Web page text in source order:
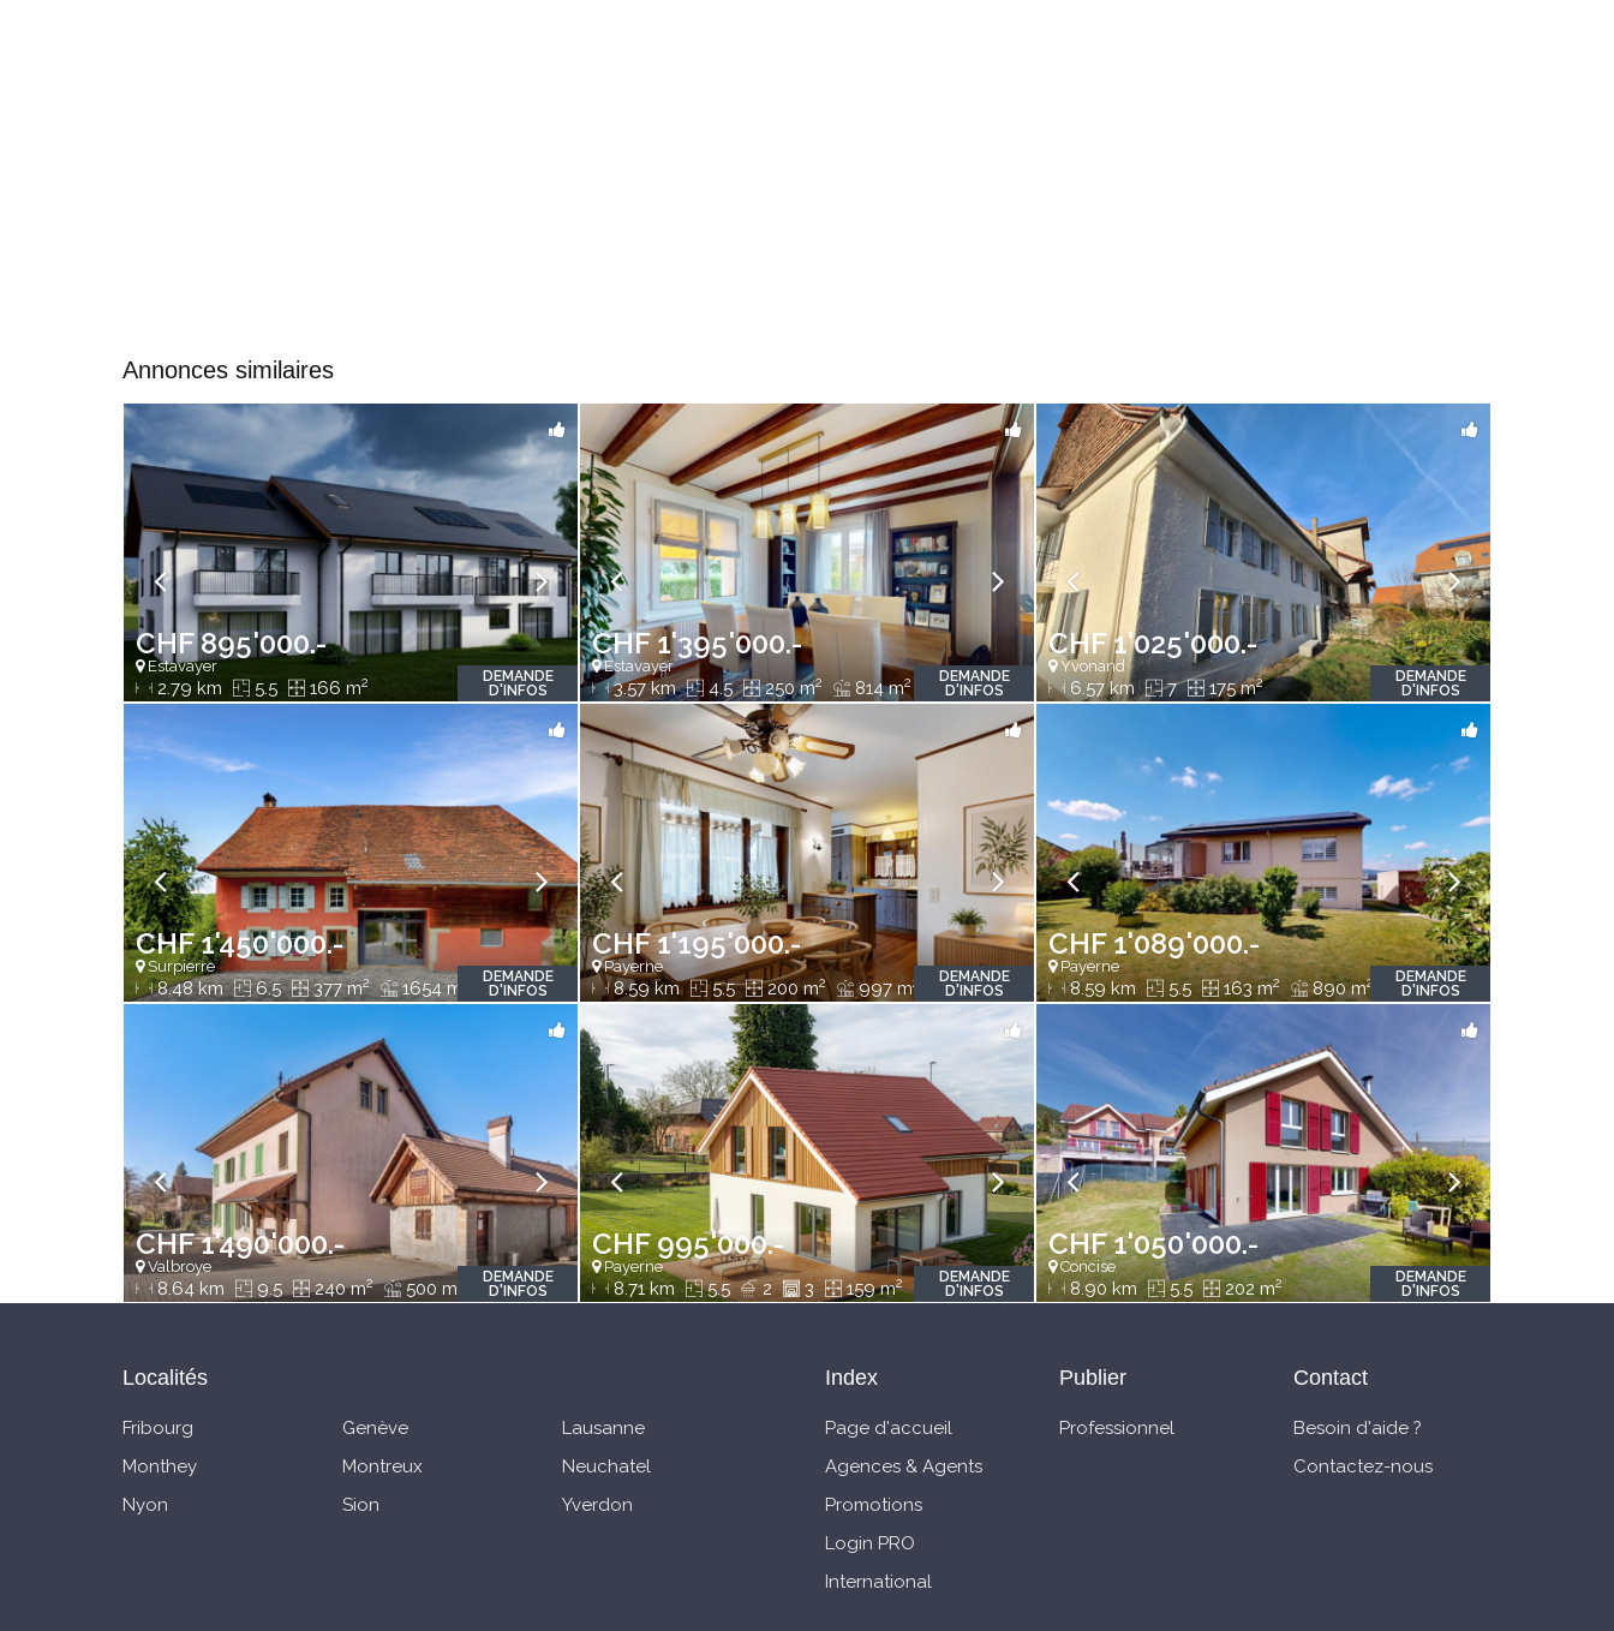
Annonces similaires
CHF 895'000.-
Estavayer
2.79 km 5.5 166 m2
DEMANDE
D'INFOS
CHF 1'395'000.-
Estavayer
3.57 km 4.5 250 m2 814 m2
DEMANDE
D'INFOS
CHF 1'025'000.-
Yvonand
6.57 km 7 175 m2
DEMANDE
D'INFOS
CHF 1'450'000.-
Surpierre
8.48 km 6.5 377 m2 1654 m
DEMANDE
D'INFOS
CHF 1'195'000.-
Payerne
8.59 km 5.5 200 m2 997 m2
DEMANDE
D'INFOS
CHF 1'089'000.-
Payerne
8.59 km 5.5 163 m2 890 m2
DEMANDE
D'INFOS
CHF 1'490'000.-
Valbroye
8.64 km 9.5 240 m2 500 m
DEMANDE
D'INFOS
CHF 995'000.-
Payerne
8.71 km 5.5 2 3 159 m2 1127 m2
DEMANDE
D'INFOS
CHF 1'050'000.-
Concise
8.90 km 5.5 202 m2
DEMANDE
D'INFOS
Localités
Fribourg Genève
Lausanne
Monthey
Montreux
Neuchatel
Nyon
Sion Yverdon
Index
Page d'accueil
Agences & Agents
Promotions
Login PRO
International
Publier
Professionnel
Contact
Besoin d'aide ?
Contactez-nous